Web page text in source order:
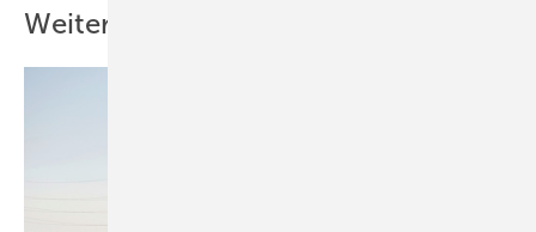
Weitere Inhalte